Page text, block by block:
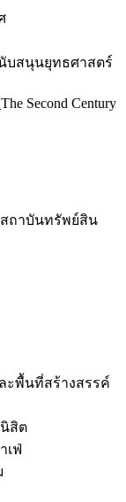
บสนุนยุทธศาสตร์
The Second Century
สถาบันทรัพย์สิน
ะพื้นที่สร้างสรรค์
สิต
เฟ่